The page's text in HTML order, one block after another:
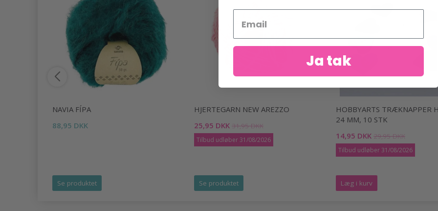
NAVIA FÍPA
88,95 DKK
Se produktet
HJERTEGARN NEW AREZZO
25,95 DKK 31,95 DKK
Tilbud udløber 31/08/2026
Se produktet
HOBBYARTS TRÆKNAPPER
24 MM, 10 STK
14,95 DKK 29,95 DKK
Tilbud udløber 31/08/2026
Læg i kurv
Ja tak